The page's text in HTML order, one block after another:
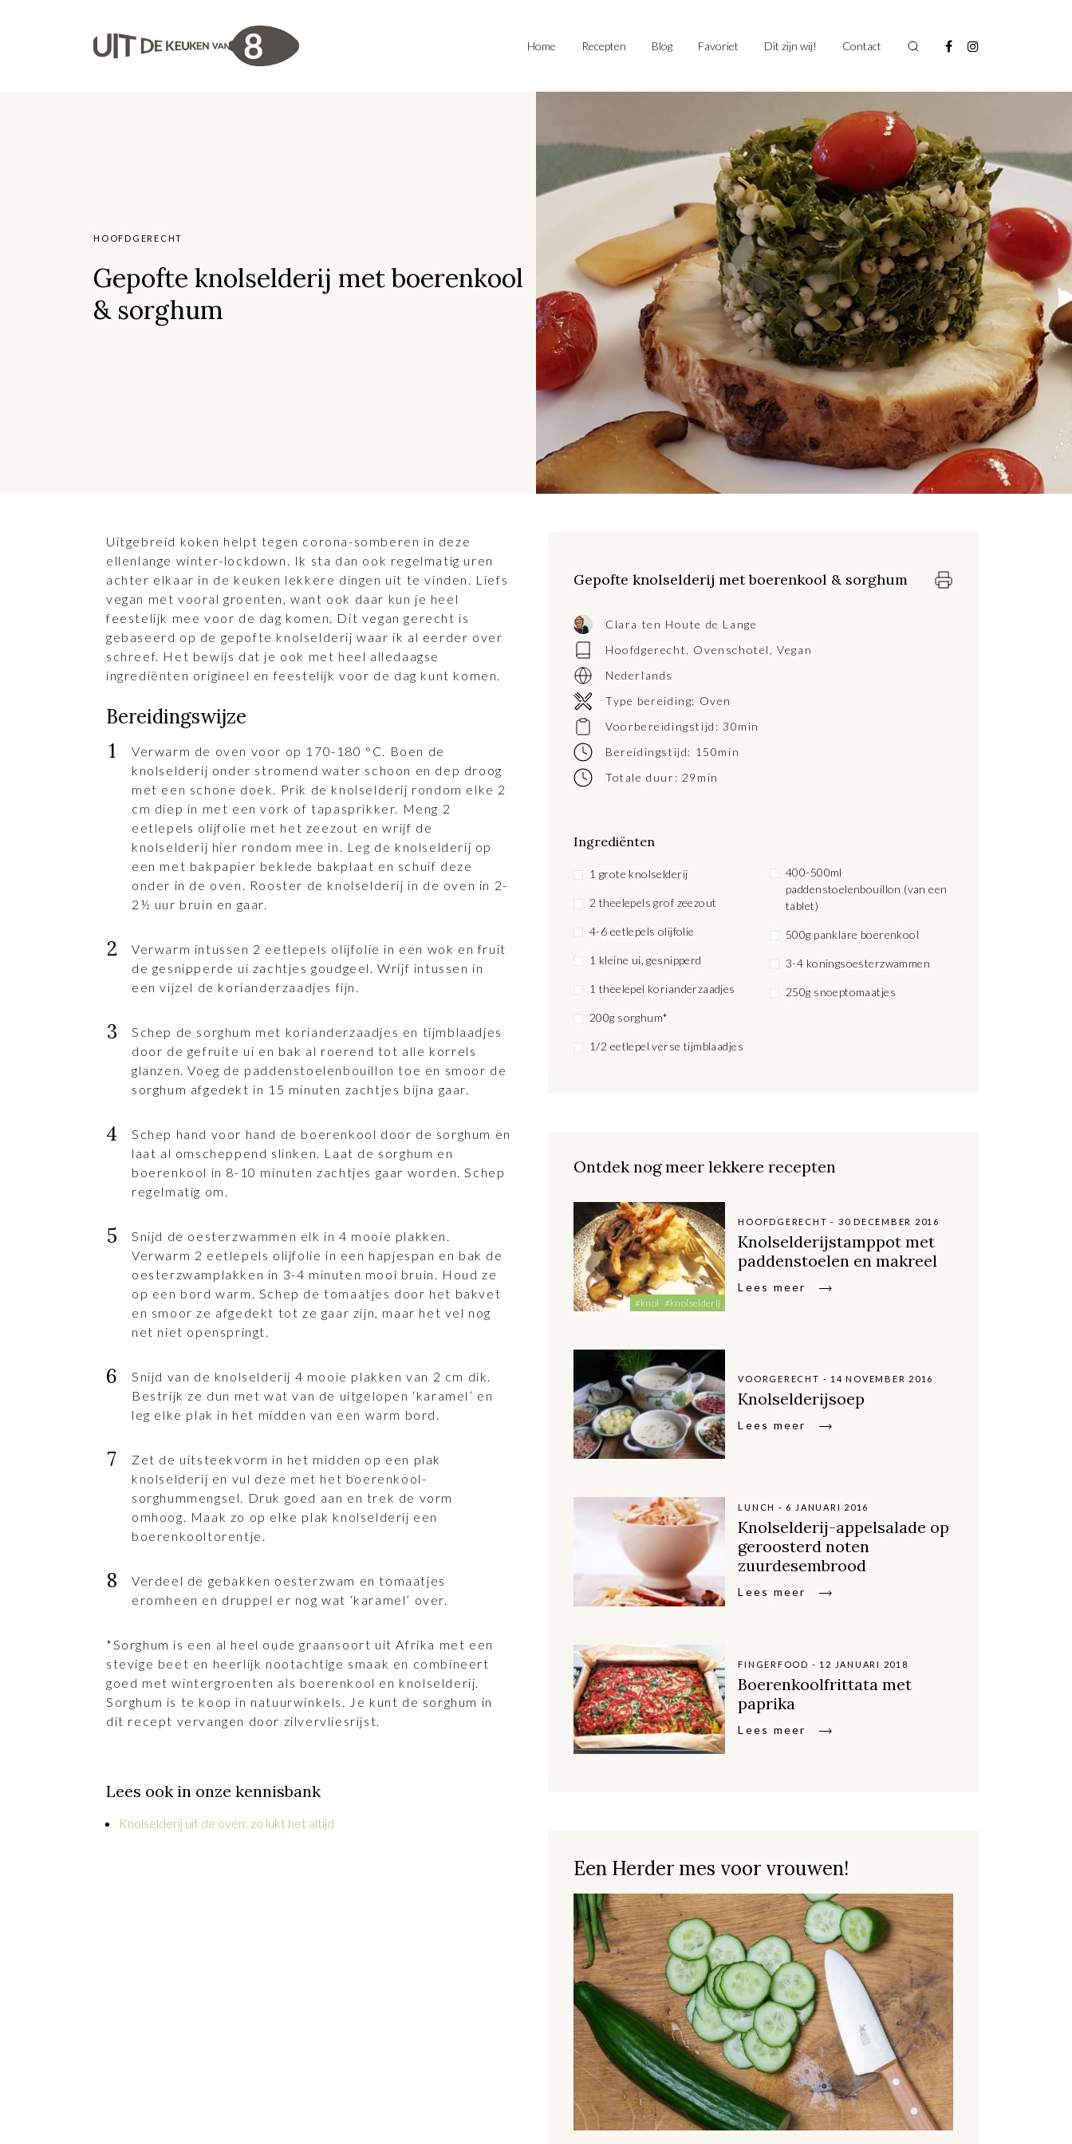
Home Recepten Blog Favoriet Dit zijn wij! Contact
HOOFDGERECHT
Gepofte knolselderij met boerenkool
& sorghum
Uitgebreid koken helpt tegen corona-somberen in deze
ellenlange winter-lockdown. Ik sta dan ook regelmatig uren
achter elkaar in de keuken lekkere dingen uit te vinden. Liefs
vegan met vooral groenten, want ook daar kun je heel
feestelijk mee voor de dag komen. Dit vegan gerecht is
gebaseerd op de gepofte knolselderij waar ik al eerder over
schreef. Het bewijs dat je ook met heel alledaagse
ingrediënten origineel en feestelijk voor de dag kunt komen.
Bereidingswijze
Verwarm de oven voor op 170-180 °C. Boen de
knolselderij onder stromend water schoon en dep droog
met een schone doek. Prik de knolselderij rondom elke 2
cm diep in met een vork of tapasprikker. Meng 2
eetlepels olijfolie met het zeezout en wrijf de
knolselderij hier rondom mee in. Leg de knolselderij op
een met bakpapier beklede bakplaat en schuif deze
onder in de oven. Rooster de knolselderij in de oven in 2-
2½ uur bruin en gaar.
Verwarm intussen 2 eetlepels olijfolie in een wok en fruit
de gesnipperde ui zachtjes goudgeel. Wrijf intussen in
een vijzel de korianderzaadjes fijn.
Schep de sorghum met korianderzaadjes en tijmblaadjes
door de gefruite ui en bak al roerend tot alle korrels
glanzen. Voeg de paddenstoelenbouillon toe en smoor de
sorghum afgedekt in 15 minuten zachtjes bijna gaar.
Schep hand voor hand de boerenkool door de sorghum en
laat al omscheppend slinken. Laat de sorghum en
boerenkool in 8-10 minuten zachtjes gaar worden. Schep
regelmatig om.
Snijd de oesterzwammen elk in 4 mooie plakken.
Verwarm 2 eetlepels olijfolie in een hapjespan en bak de
oesterzwamplakken in 3-4 minuten mooi bruin. Houd ze
op een bord warm. Schep de tomaatjes door het bakvet
en smoor ze afgedekt tot ze gaar zijn, maar het vel nog
net niet openspringt.
Snijd van de knolselderij 4 mooie plakken van 2 cm dik.
Bestrijk ze dun met wat van de uitgelopen ‘karamel’ en
leg elke plak in het midden van een warm bord.
Zet de uitsteekvorm in het midden op een plak
knolselderij en vul deze met het boerenkool-
sorghummengsel. Druk goed aan en trek de vorm
omhoog. Maak zo op elke plak knolselderij een
boerenkooltorentje.
Verdeel de gebakken oesterzwam en tomaatjes
eromheen en druppel er nog wat ‘karamel’ over.
*Sorghum is een al heel oude graansoort uit Afrika met een
stevige beet en heerlijk nootachtige smaak en combineert
goed met wintergroenten als boerenkool en knolselderij.
Sorghum is te koop in natuurwinkels. Je kunt de sorghum in
dit recept vervangen door zilvervliesrijst.
Lees ook in onze kennisbank
Knolselderij uit de oven: zo lukt het altijd
Gepofte knolselderij met boerenkool & sorghum
Clara ten Houte de Lange
Hoofdgerecht, Ovenschotel ,Vegan
Nederlands
Type bereiding: Oven
Voorbereidingstijd: 30min
Bereidingstijd: 150min
Totale duur: 29min
Ingrediënten
1 grote knolselderij
2 theelepels grof zeezout
4-6 eetlepels olijfolie
1 kleine ui, gesnipperd
1 theelepel korianderzaadjes
200g sorghum*
1/2 eetlepel verse tijmblaadjes
400-500ml
paddenstoelenbouillon (van een
tablet)
500g panklare boerenkool
3-4 koningsoesterzwammen
250g snoeptomaatjes
Ontdek nog meer lekkere recepten
#knol #knolselderij
HOOFDGERECHT - 30 DECEMBER 2016
Knolselderijstamppot met
paddenstoelen en makreel
Lees meer
VOORGERECHT - 14 NOVEMBER 2016
Knolselderijsoep
Lees meer
LUNCH - 6 JANUARI 2016
Knolselderij-appelsalade op
geroosterd noten
zuurdesembrood
Lees meer
FINGERFOOD - 12 JANUARI 2018
Boerenkoolfrittata met
paprika
Lees meer
Een Herder mes voor vrouwen!